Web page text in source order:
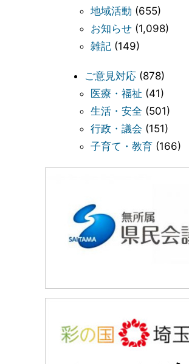
地域活動 (655)
お知らせ (1,098)
雑記 (149)
ご意見対応 (878)
医療・福祉 (41)
生活・安全 (501)
行政・議会 (151)
子育て・教育 (166)